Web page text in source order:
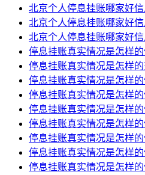
北京个人停息挂账哪家好
北京个人停息挂账哪家好
北京个人停息挂账哪家好
停息挂账真实情况是怎样
停息挂账真实情况是怎样
停息挂账真实情况是怎样
停息挂账真实情况是怎样
停息挂账真实情况是怎样
停息挂账真实情况是怎样
停息挂账真实情况是怎样
停息挂账真实情况是怎样
停息挂账真实情况是怎样